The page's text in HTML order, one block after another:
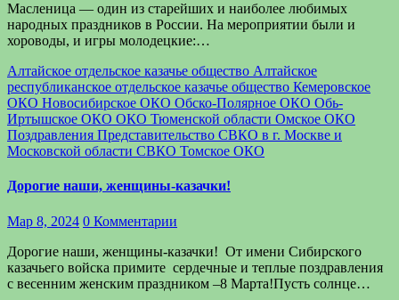
Масленица — один из старейших и наиболее любимых
народных праздников в России. На мероприятии были и
хороводы, и игры молодецкие:…
Алтайское отдельское казачье общество Алтайское
республиканское отдельское казачье общество Кемеровское
ОКО Новосибирское ОКО Обско-Полярное ОКО Обь-
Иртышское ОКО ОКО Тюменской области Омское ОКО
Поздравления Представительство СВКО в г. Москве и
Московской области СВКО Томское ОКО
Дорогие наши, женщины-казачки!
Мар 8, 2024 0 Комментарии
Дорогие наши, женщины-казачки! От имени Сибирского
казачьего войска примите сердечные и теплые поздравления
с весенним женским праздником –8 Марта!Пусть солнце…